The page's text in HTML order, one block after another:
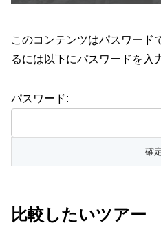
このコンテンツはパスワード
るには以下にパスワードを入
パスワード:
比較したいツアー